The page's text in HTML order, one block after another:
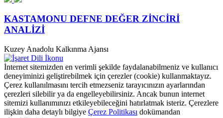
KASTAMONU DEFNE DEĞER ZİNCİRİ
ANALİZİ
Kuzey Anadolu Kalkınma Ajansı
İnternet sitemizden en verimli şekilde faydalanabilmeniz ve kullanıcı
deneyiminizi geliştirebilmek için çerezler (cookie) kullanmaktayız.
Çerez kullanılmasını tercih etmezseniz tarayıcınızın ayarlarından
çerezleri silebilir ya da engelleyebilirsiniz. Ancak bunun internet
sitemizi kullanımınızı etkileyebileceğini hatırlatmak isteriz. Çerezlere
ilişkin daha detaylı bilgiye Çerez Politikası dokümandan